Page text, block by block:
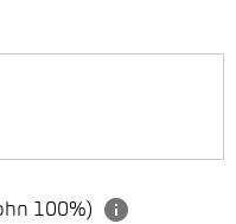
100%)